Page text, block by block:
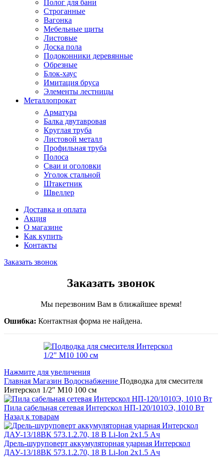
Полог для бани
Строганные
Вагонка
Мебельные щиты
Листовые
Доска пола
Подоконники деревянные
Обрезные
Блок-хаус
Имитация бруса
Элементы лестницы
Металлопрокат
Арматура
Балка двутавровая
Круглая труба
Листовой металл
Профильная труба
Полоса
Сваи и оголовки
Уголок стальной
Штакетник
Швеллер
Доставка и оплата
Акция
О магазине
Как купить
Контакты
Заказать звонок
Заказать звонок
Мы перезвоним Вам в ближайшее время!
Ошибка: Контактная форма не найдена.
Нажмите для увеличения
Главная Магазин Водоснабжение Подводка для смесителя
Интерскол 1/2″ М10 100 см
Пила сабельная сетевая Интерскол НП-120/1010Э, 1010 Вт
Назад к товарам
Дрель-шуруповерт аккумуляторная ударная Интерскол
ДАУ-13/18ВК 573.1.2.70, 18 В Li-Ion 2х1.5 Ач